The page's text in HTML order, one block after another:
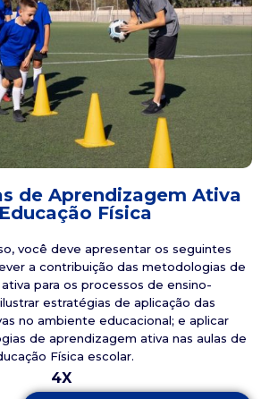
de Aprendizagem Ativa
Física
você deve apresentar os seguintes
a contribuição das metodologias de
para os processos de ensino-
estratégias de aplicação das
no ambiente educacional; e aplicar
de aprendizagem ativa nas aulas de
Física escolar.
4X